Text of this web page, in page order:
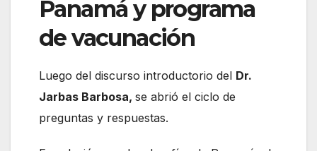
Panamá y programa
de vacunación
Luego del discurso introductorio del Dr.
Jarbas Barbosa, se abrió el ciclo de
preguntas y respuestas.